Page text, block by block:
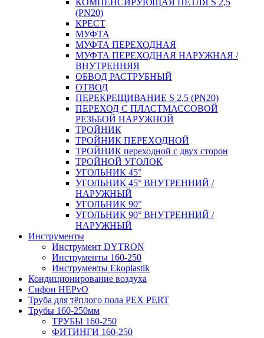
КОМПЕНСИРУЮЩАЯ ПЕТЛЯ S 2,5
(PN20)
КРЕСТ
МУФТА
МУФТА ПЕРЕХОДНАЯ
МУФТА ПЕРЕХОДНАЯ НАРУЖНАЯ /
ВНУТРЕННЯЯ
ОБВОД РАСТРУБНЫЙ
ОТВОД
ПЕРЕКРЕЩИВАНИЕ S 2,5 (PN20)
ПЕРЕХОД С ПЛАСТМАССОВОЙ
РЕЗЬБОЙ НАРУЖНОЙ
ТРОЙНИК
ТРОЙНИК ПЕРЕXОДНОЙ
ТРОЙНИК переходной с двух сторон
ТРОЙНОЙ УГОЛОК
УГОЛЬНИК 45°
УГОЛЬНИК 45° ВНУТРЕННИЙ /
НАРУЖНЫЙ
УГОЛЬНИК 90°
УГОЛЬНИК 90° ВНУТРЕННИЙ /
НАРУЖНЫЙ
Инструменты
Инструмент DYTRON
Инструменты 160-250
Инструменты Ekoplastik
Кондиционирование воздуха
Сифон HEPvO
Труба для тёплого пола PEX PERT
Трубы 160-250мм
ТРУБЫ 160-250
ФИТИНГИ 160-250